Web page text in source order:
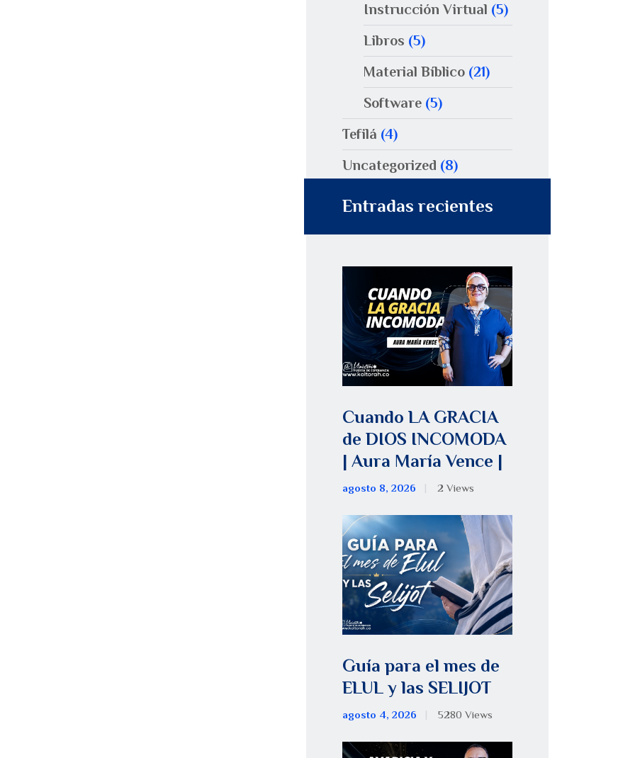
Instrucción Virtual (5)
Libros (5)
Material Bíblico (21)
Software (5)
Tefilá (4)
Uncategorized (8)
Entradas recientes
Cuando LA GRACIA
de DIOS INCOMODA
| Aura María Vence |
agosto 8, 2026 2 Views
Guía para el mes de
ELUL y las SELIJOT
agosto 4, 2026 5280 Views